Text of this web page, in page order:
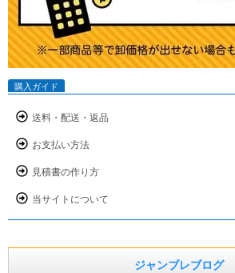
購入ガイド
送料・配送・返品
お支払い方法
見積書の作り方
当サイトについて
ジャンブレブログ